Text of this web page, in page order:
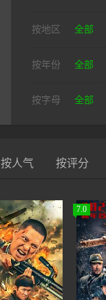
按地区 全部
按年份 全部
按字母 全部
按人气 按评分
7.0